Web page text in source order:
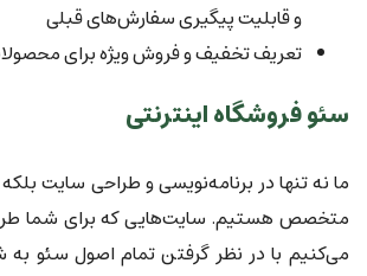
و قابلیت پیگیری سفارش‌های قبلی
تعریف تخفیف و فروش ویژه برای
سئو فروشگاه اینترنتی
ما نه تنها در برنامه‌نویسی و طراحی سایت
متخصص هستیم. سایت‌هایی که برای شما
می‌کنیم با در نظر گرفتن تمام اصول سئو